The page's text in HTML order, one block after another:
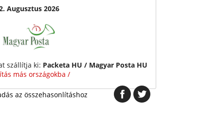
Augusztus 2026
szállítja ki: Packeta HU / Magyar Posta HU
más országokba /
az összehasonlításhoz